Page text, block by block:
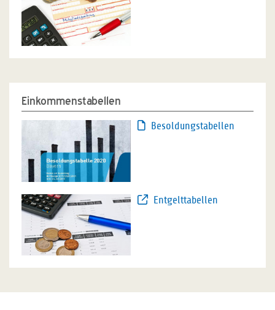
Einkommenstabellen
Besoldungstabellen
Entgelttabellen